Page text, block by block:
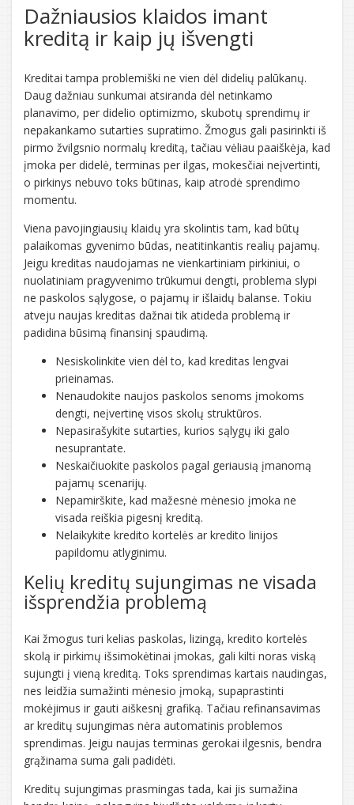
Dažniausios klaidos imant
kreditą ir kaip jų išvengti
Kreditai tampa problemiški ne vien dėl didelių palūkanų.
Daug dažniau sunkumai atsiranda dėl netinkamo
planavimo, per didelio optimizmo, skubotų sprendimų ir
nepakankamo sutarties supratimo. Žmogus gali pasirinkti iš
pirmo žvilgsnio normalų kreditą, tačiau vėliau paaiškėja, kad
įmoka per didelė, terminas per ilgas, mokesčiai neįvertinti,
o pirkinys nebuvo toks būtinas, kaip atrodė sprendimo
momentu.
Viena pavojingiausių klaidų yra skolintis tam, kad būtų
palaikomas gyvenimo būdas, neatitinkantis realių pajamų.
Jeigu kreditas naudojamas ne vienkartiniam pirkiniui, o
nuolatiniam pragyvenimo trūkumui dengti, problema slypi
ne paskolos sąlygose, o pajamų ir išlaidų balanse. Tokiu
atveju naujas kreditas dažnai tik atideda problemą ir
padidina būsimą finansinį spaudimą.
Nesiskolinkite vien dėl to, kad kreditas lengvai
prieinamas.
Nenaudokite naujos paskolos senoms įmokoms
dengti, neįvertinę visos skolų struktūros.
Nepasirašykite sutarties, kurios sąlygų iki galo
nesuprantate.
Neskaičiuokite paskolos pagal geriausią įmanomą
pajamų scenarijų.
Nepamirškite, kad mažesnė mėnesio įmoka ne
visada reiškia pigesnį kreditą.
Nelaikykite kredito kortelės ar kredito linijos
papildomu atlyginimu.
Kelių kreditų sujungimas ne visada
išsprendžia problemą
Kai žmogus turi kelias paskolas, lizingą, kredito kortelės
skolą ir pirkimų išsimokėtinai įmokas, gali kilti noras viską
sujungti į vieną kreditą. Toks sprendimas kartais naudingas,
nes leidžia sumažinti mėnesio įmoką, supaprastinti
mokėjimus ir gauti aiškesnį grafiką. Tačiau refinansavimas
ar kreditų sujungimas nėra automatinis problemos
sprendimas. Jeigu naujas terminas gerokai ilgesnis, bendra
grąžinama suma gali padidėti.
Kreditų sujungimas prasmingas tada, kai jis sumažina